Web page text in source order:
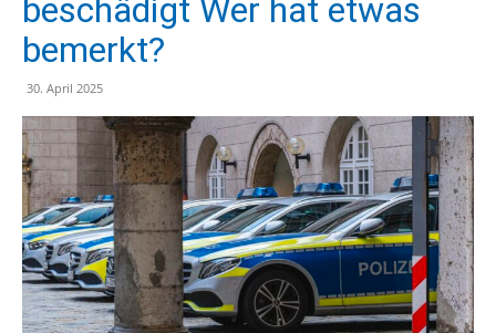
beschädigt Wer hat etwas
bemerkt?
30. April 2025